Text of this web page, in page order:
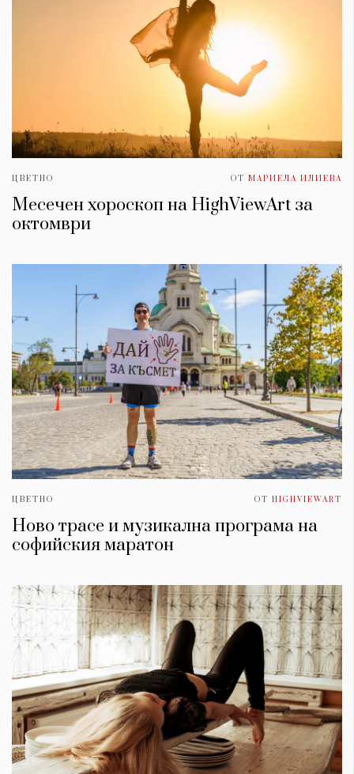
ЦВЕТНО ОТ МАРИЕЛА ИЛИЕВА
Месечен хороскоп на HighViewArt за
oктомври
ЦВЕТНО ОТ HIGHVIEWART
Ново трасе и музикална програма на
софийския маратон